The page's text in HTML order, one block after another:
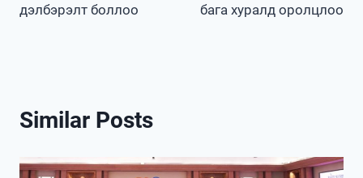
дэлбэрэлт боллоо
бага хуралд оролцлоо
Similar Posts